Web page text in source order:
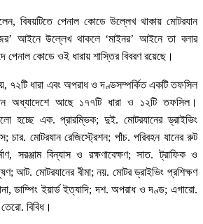
বিষয়টিতে পেনাল কোডে উল্লেখ থাকায় মোটরযান
আইনে উল্লেখ থাকলে ‘মাইনর’ আইনে তা বলার
পেনাল কোডে ওই ধারায় শাস্তির বিবরণ রয়েছে।
৭২টি ধারা এবং অপরাধ ও দণ্ডসম্পর্কিত একটি তফসিল
অধ্যাদেশে আছে ১৭৭টি ধারা ও ১২টি তফসিল।
হচ্ছে এক. প্রারম্ভিক; দুই. মোটরযানের ড্রাইভিং
চার. মোটরযান রেজিস্ট্রেশন; পাঁচ. পরিবহন যানের রুট
সরঞ্জাম বিন্যাস ও রক্ষণাবেক্ষণ; সাত. ট্রাফিক ও
আট. মোটরযানের বীমা; নয়. মোটর ড্রাইভিং প্রশিক্ষণ
ডাম্পিং ইয়ার্ড ইত্যাদি; দশ. অপরাধ ও দণ্ড; এগারো.
বিবিধ।